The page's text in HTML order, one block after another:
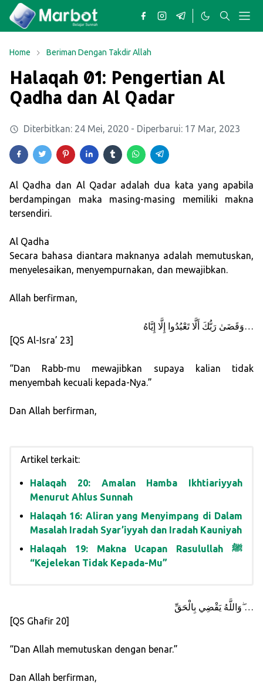
Home Beriman Dengan Takdir Allah
Halaqah 01: Pengertian Al
Qadha dan Al Qadar
Diterbitkan: 24 Mei, 2020 - Diperbarui: 17 Mar, 2023
Al Qadha dan Al Qadar adalah dua kata yang apabila
berdampingan maka masing-masing memiliki makna
tersendiri.
Al Qadha
Secara bahasa diantara maknanya adalah memutuskan,
menyelesaikan, menyempurnakan, dan mewajibkan.
Allah berfirman,
وَقَضَىٰ رَبُّكَ أَلَّا تَعْبُدُوا إِلَّا إِيَّاهُ…
[QS Al-Isra’ 23]
“Dan Rabb-mu mewajibkan supaya kalian tidak
menyembah kecuali kepada-Nya.”
Dan Allah berfirman,
Artikel terkait:
Halaqah 20: Amalan Hamba Ikhtiariyyah
Menurut Ahlus Sunnah
Halaqah 16: Aliran yang Menyimpang di Dalam
Masalah Iradah Syar’iyyah dan Iradah Kauniyah
Halaqah 19: Makna Ucapan Rasulullah ﷺ
“Kejelekan Tidak Kepada-Mu”
وَاللَّهُ يَقْضِي بِالْحَقِّ ۖ…
[QS Ghafir 20]
“Dan Allah memutuskan dengan benar.”
Dan Allah berfirman,